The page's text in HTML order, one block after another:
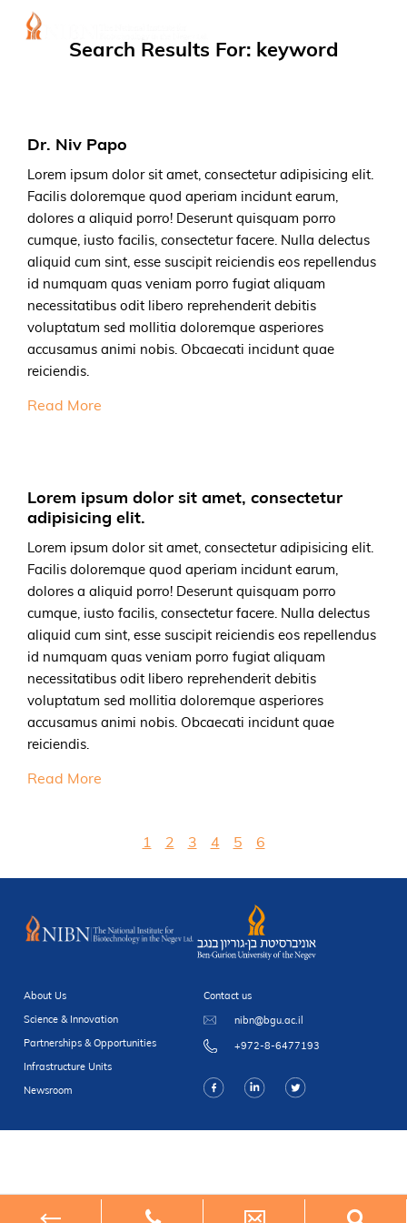
Search Results For: keyword
Dr. Niv Papo
Lorem ipsum dolor sit amet, consectetur adipisicing elit.
Facilis doloremque quod aperiam incidunt earum,
dolores a aliquid porro! Deserunt quisquam porro
cumque, iusto facilis, consectetur facere. Nulla delectus
aliquid cum sint, esse suscipit reiciendis eos repellendus
id numquam quas veniam porro fugiat aliquam
necessitatibus odit libero reprehenderit debitis
voluptatum sed mollitia doloremque asperiores
accusamus animi nobis. Obcaecati incidunt quae
reiciendis.
Read More
Lorem ipsum dolor sit amet, consectetur
adipisicing elit.
Lorem ipsum dolor sit amet, consectetur adipisicing elit.
Facilis doloremque quod aperiam incidunt earum,
dolores a aliquid porro! Deserunt quisquam porro
cumque, iusto facilis, consectetur facere. Nulla delectus
aliquid cum sint, esse suscipit reiciendis eos repellendus
id numquam quas veniam porro fugiat aliquam
necessitatibus odit libero reprehenderit debitis
voluptatum sed mollitia doloremque asperiores
accusamus animi nobis. Obcaecati incidunt quae
reiciendis.
Read More
1 2 3 4 5 6
About Us
Science & Innovation
Partnerships & Opportunities
Infrastructure Units
Newsroom
Contact us
nibn@bgu.ac.il
+972-8-6477193